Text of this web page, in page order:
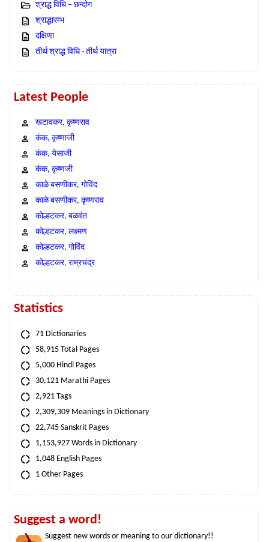
श्राद्ध विधि – छन्दोग
श्राद्धारम्भ
दक्षिणा
तीर्थ श्राद्ध विधि - तीर्थ यात्रा
Latest People
खटावकर, कृष्णराव
कंक, कृष्णाजी
कंक, येसाजी
कंक, कृष्णजी
काळे बसणीकर, गोविंद
काळे बसणीकर, कृष्णराव
कोल्हटकर, बळवंत
कोल्हटकर, लक्ष्मण
कोल्हटकर, गोविंद
कोल्हटकर, राम्रचंद्र
Statistics
71 Dictionaries
58,915 Total Pages
5,000 Hindi Pages
30,121 Marathi Pages
2,921 Tags
2,309,309 Meanings in Dictionary
22,745 Sanskrit Pages
1,153,927 Words in Dictionary
1,048 English Pages
1 Other Pages
Suggest a word!
Suggest new words or meaning to our dictionary!!